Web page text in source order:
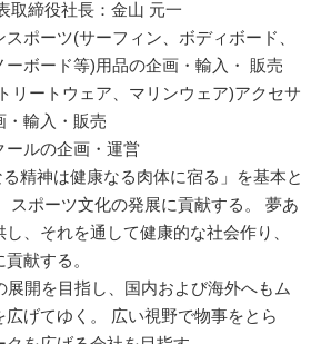
取締役社長：金山 元一
ポーツ(サーフィン、ボディボード、
ーボード等)用品の企画・輸入・ 販売
リートウェア、マリンウェア)アクセサ
・輸入・販売
ールの企画・運営
精神は健康なる肉体に宿る」を基本と
スポーツ文化の発展に貢献する。 夢あ
、それを通して健康的な社会作り、
献する。
展開を目指し、国内および海外へもム
げてゆく。 広い視野で物事をとら